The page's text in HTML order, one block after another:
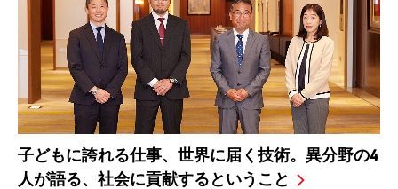
子どもに誇れる仕事、世界に届く技術。異分野の4
人が語る、社会に貢献するということ